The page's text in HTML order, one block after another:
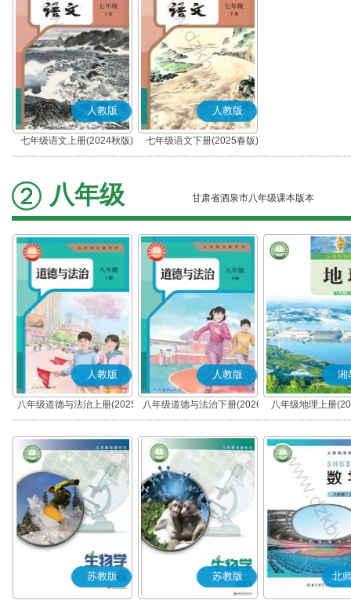
人教版
七年级语文上册(2024秋版)
(部编版)
人教版
七年级语文下册(2025春版)
(部编版)
八年级 甘肃省酒泉市八年级课本版本
人教版
八年级道德与法治上册(2025
秋版)(部编版)
人教版
八年级道德与法治下册(2026
春版)(部编版)
湘
八年级地理上册
苏教版 苏教版 北